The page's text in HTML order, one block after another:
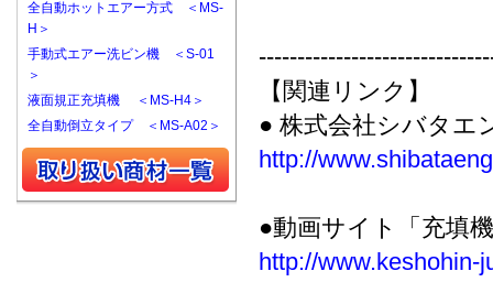
【関連リンク】
● 株式会社シバタエ
http://
●動画サイト「充填
http://www.keshohin-
全自動ホットエアー方式 ＜MS-
H＞
手動式エアー洗ビン機 ＜S-01
＞
液面規正充填機 ＜MS-H4＞
全自動倒立タイプ ＜MS-A02＞